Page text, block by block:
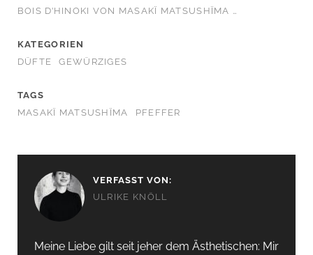
BOIS D’HINOKI VON MASAKÏ MATSUSHÏMA …
KATEGORIEN
DÜFTE
GEWÜRZIGES
TAGS
MASAKÏ MATSUSHÏMA
PFEFFER
VERFASST VON:
ULRIKE KNÖLL
Meine Liebe gilt seit jeher dem Ästhetischen: Mir